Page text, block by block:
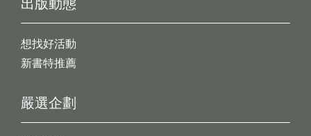
出版動態
想找好活動
新書特推薦
嚴選企劃